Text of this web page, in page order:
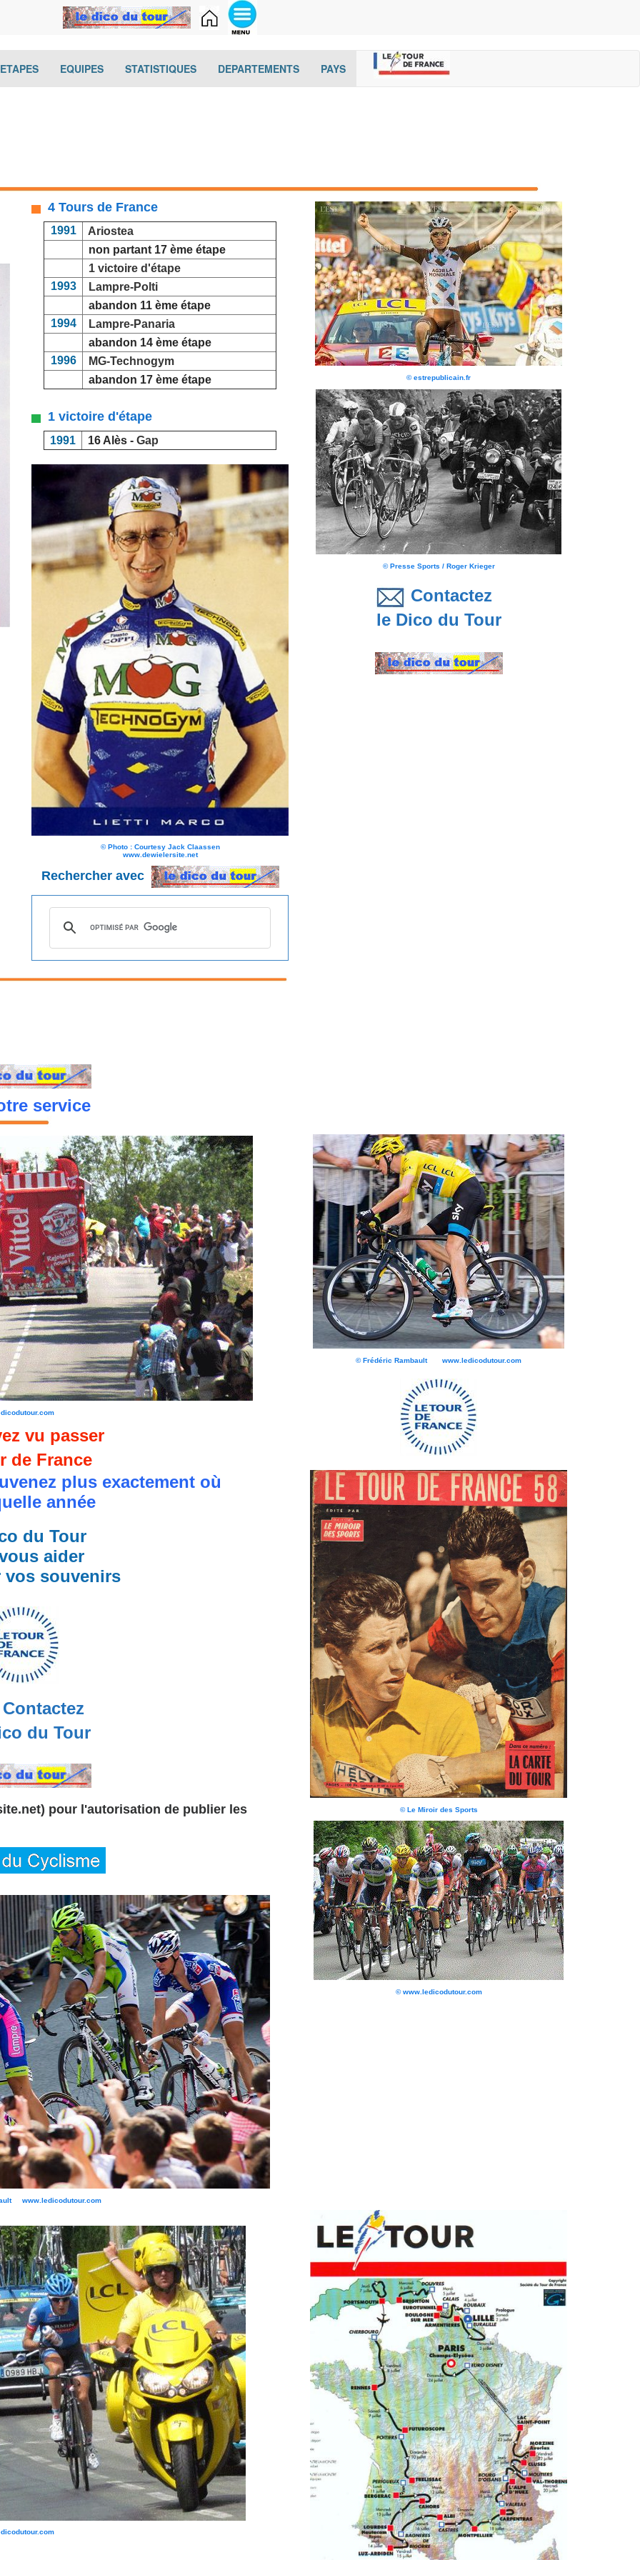
(current)EQUIPES(current)STATISTIQUES(current)DEPARTEMENTS(current)
PAYS(cur
4 Tours de France
1991
Ariostea
non partant 17 ème étape
1 victoire d'étape
1993
Lampre-Polti
abandon 11 ème étape
1994
Lampre-Panaria
abandon 14 ème étape
1996
MG-Technogym
abandon 17 ème étape
1 victoire d'étape
1991 16 Alès - Gap
© Photo : Courtesy Jack Claassen
www.dewielersite.net
Rechercher avec
service
vu passer
de France
plus exactement où
année
du Tour
aider
vos souvenirs
du Tour
pour l'autorisation de publier les
www.ledicodutour.com
© estrepublicain.fr
© Presse Sports / Roger Krieger
Contactez
le Dico du Tour
© Frédéric Rambault www.ledicodutour.com
© Le Miroir des Sports
© www.ledicodutour.com